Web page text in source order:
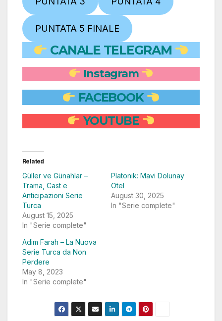
PUNTATA 5 FINALE
CANALE TELEGRAM
Instagram
FACEBOOK
YOUTUBE
Related
Güller ve Günahlar –
Trama, Cast e
Anticipazioni Serie
Turca
August 15, 2025
In "Serie complete"
Platonik: Mavi Dolunay
Otel
August 30, 2025
In "Serie complete"
Adim Farah – La Nuova
Serie Turca da Non
Perdere
May 8, 2023
In "Serie complete"